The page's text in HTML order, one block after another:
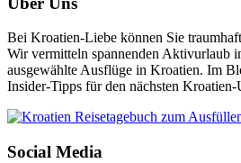
Bei Kroatien-Liebe können Sie
Wir vermitteln spannenden Aktivurlaub
ausgewählte Ausflüge in Kroatien. Im
Insider-Tipps für den nächsten Kroatien-
Social Media